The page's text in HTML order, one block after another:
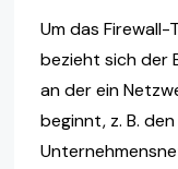
Um das
bezieht sich der
an der ein
beginnt, z. B.